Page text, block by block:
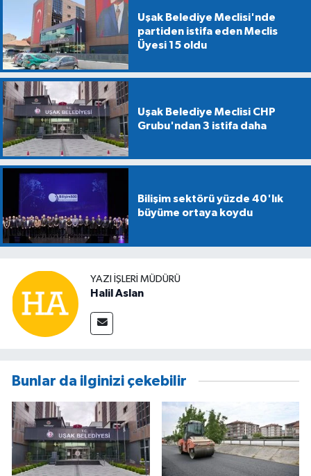
Uşak Belediye Meclisi'nde
partiden istifa eden Meclis
Üyesi 15 oldu
Uşak Belediye Meclisi CHP
Grubu'ndan 3 istifa daha
Bilişim sektörü yüzde 40'lık
büyüme ortaya koydu
YAZI İŞLERİ MÜDÜRÜ
Halil Aslan
Bunlar da ilginizi çekebilir